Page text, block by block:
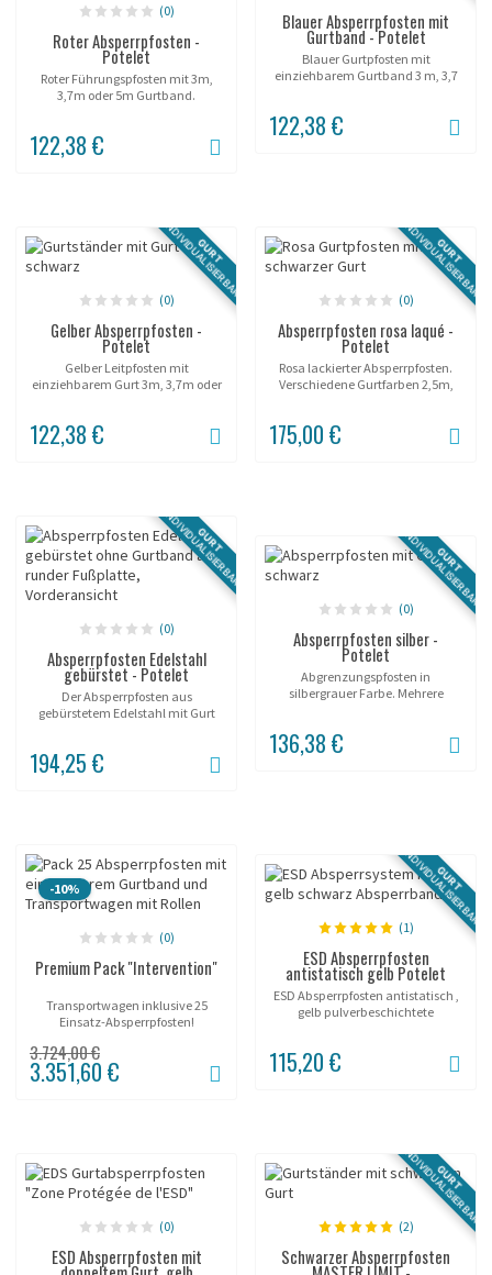
(0)
Roter Absperrpfosten -
Potelet
Roter Führungspfosten mit 3m,
3,7m oder 5m Gurtband.
122,38 €
Blauer Absperrpfosten mit
Gurtband - Potelet
Blauer Gurtpfosten mit
einziehbarem Gurtband 3 m, 3,7
122,38 €
GURT
INDIVIDUALISIERBAR
(0)
Gelber Absperrpfosten -
Potelet
Gelber Leitpfosten mit
einziehbarem Gurt 3m, 3,7m oder
122,38 €
GURT
INDIVIDUALISIERBAR
(0)
Absperrpfosten rosa laqué -
Potelet
Rosa lackierter Absperrpfosten.
Verschiedene Gurtfarben 2,5m,
175,00 €
GURT
INDIVIDUALISIERBAR
(0)
Absperrpfosten Edelstahl
gebürstet - Potelet
Der Absperrpfosten aus
gebürstetem Edelstahl mit Gurt
194,25 €
GURT
INDIVIDUALISIERBAR
(0)
Absperrpfosten silber -
Potelet
Abgrenzungspfosten in
silbergrauer Farbe. Mehrere
136,38 €
-10%
(0)
Premium Pack "Intervention"
Transportwagen inklusive 25
Einsatz-Absperrpfosten!
3.724,00 €
3.351,60 €
GURT
INDIVIDUALISIERBAR
(1)
ESD Absperrpfosten
antistatisch gelb Potelet
ESD Absperrpfosten antistatisch ,
gelb pulverbeschichtete
115,20 €
(0)
ESD Absperrpfosten mit
GURT
INDIVIDUALISIERBAR
(2)
Schwarzer Absperrpfosten